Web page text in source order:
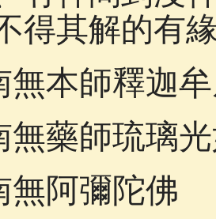
得其解的有
師釋迦牟
師琉璃光
阿彌陀佛